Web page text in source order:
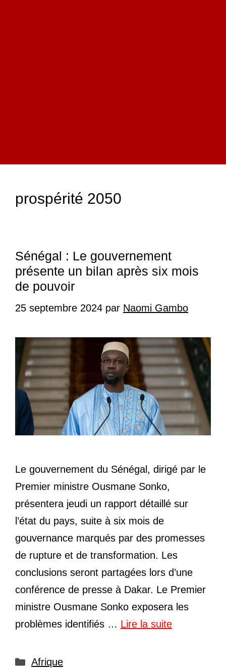
prospérité 2050
Sénégal : Le gouvernement
présente un bilan après six mois
de pouvoir
25 septembre 2024 par Naomi Gambo
Le gouvernement du Sénégal, dirigé par le
Premier ministre Ousmane Sonko,
présentera jeudi un rapport détaillé sur
l’état du pays, suite à six mois de
gouvernance marqués par des promesses
de rupture et de transformation. Les
conclusions seront partagées lors d’une
conférence de presse à Dakar. Le Premier
ministre Ousmane Sonko exposera les
problèmes identifiés … Lire la suite
Catégories
Afrique